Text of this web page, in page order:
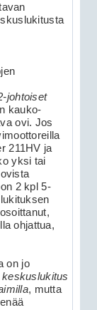
johtoiset
kauko-
ovi. Jos
211HV ja
yksi tai
2 kpl 5-
ohjattua,
on jo
keskuslukitus
, mutta